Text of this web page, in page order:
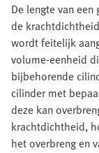
De lengte van
de
wordt feitelijk
volume-eenheid
bijbehorende
cilinder met
deze kan
krachtdichtheid,
het overbreng en